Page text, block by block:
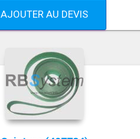
AJOUTER AU DEVIS